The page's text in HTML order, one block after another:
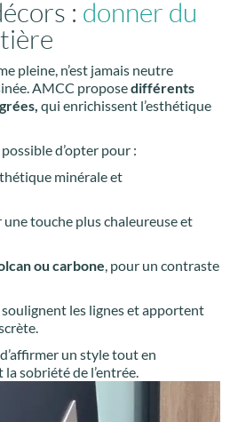
: donner du
pleine, n’est jamais neutre
AMCC proposedifférents
qui enrichissent l’esthétique
d’opter pour :
minérale et
une touche plus chaleureuse et
ou carbone , pour un contraste
les lignes et apportent
un style tout en
sobriété de l’entrée.